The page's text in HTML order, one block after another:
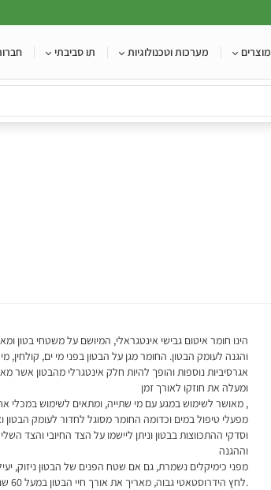
מוצרים מערכות וטכנולוגיות תו סביבתי
והגנה לעומק הבטון. החומר מגן על הבטון בפני מי ים, קולחין,
אגרסיביות נוספות והופך להיות חלק אינטגרלי מהבטון אשר
ומעלה את חוזקו לאורך זמן
מפעלי טיפול במים וכדומה החומר מסוגל לחדור לעומק הבטון
וסדקי ההתכווצות בבטון וניתן ליישמו על הצד החיובי והצד
וההגנה
מפני כימיקלים נשמרת, גם אם שטח הפנים של הבטון ניזוק,
.לחץ הידרוסטאטי גבוה, מאריך את אורך חיי הבטון במעל 60 שנה